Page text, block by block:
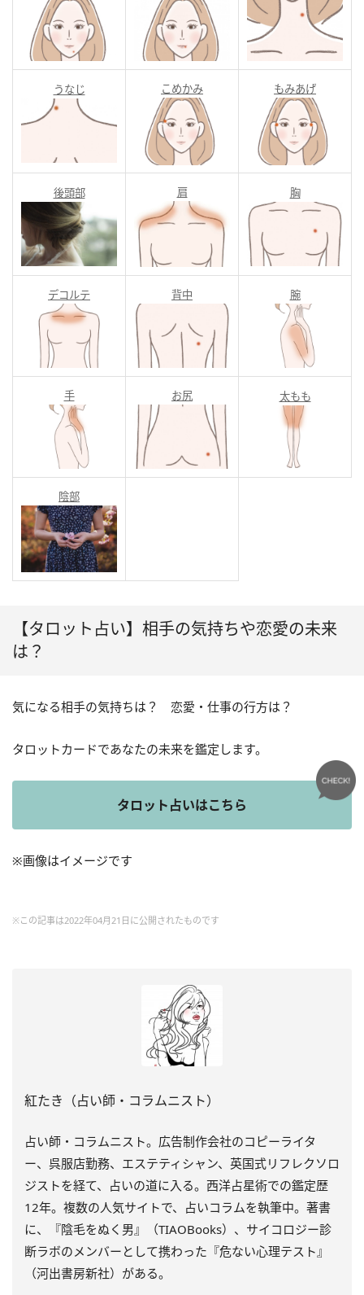
うなじ こめかみ もみあげ
後頭部 肩 胸
デコルテ 背中 腕
手 お尻 太もも
陰部
【タロット占い】相手の気持ちや恋愛の未来
は？
気になる相手の気持ちは？ 恋愛・仕事の行方は？
タロットカードであなたの未来を鑑定します。
タロット占いはこちら
※画像はイメージです
※この記事は2022年04月21日に公開されたものです
紅たき（占い師・コラムニスト）
占い師・コラムニスト。広告制作会社のコピーライタ
ー、呉服店勤務、エステティシャン、英国式リフレクソロ
ジストを経て、占いの道に入る。西洋占星術での鑑定歴
12年。複数の人気サイトで、占いコラムを執筆中。著書
に、『陰毛をぬく男』（TIAOBooks）、 サイコロジー診
断ラボのメンバーとして携わった『危ない心理テスト』
（河出書房新社）がある。